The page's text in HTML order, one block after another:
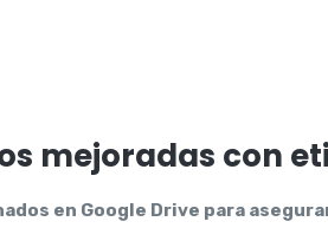
mejoradas con
en Google Drive para